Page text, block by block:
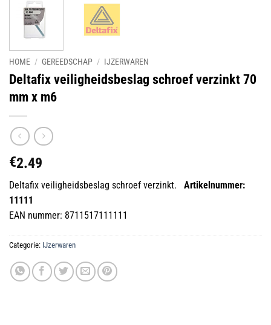
HOME / GEREEDSCHAP / IJZERWAREN
Deltafix veiligheidsbeslag schroef verzinkt 70
mm x m6
€2.49
Deltafix veiligheidsbeslag schroef verzinkt. Artikelnummer:
11111
EAN nummer: 8711517111111
Categorie: IJzerwaren